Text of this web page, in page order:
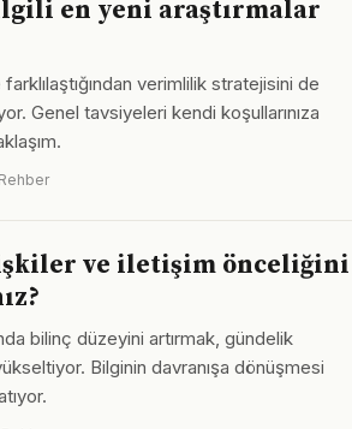
en yeni araştırmalar
verimlilik stratejisini de
Genel tavsiyeleri kendi koşullarınıza
ve iletişim önceliğini
bilinç düzeyini artırmak, gündelik
Bilginin davranışa dönüşmesi